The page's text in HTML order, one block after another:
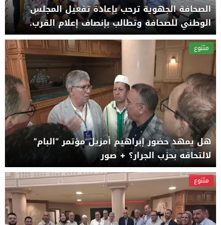
الصحافة الجهوية ترحب بإعادة تفعيل المجلس
الوطني للصحافة وتطالب بإنصاف إعلام القرب.
متنوع
هل يمهد حضور إبراهيم أمزيل مؤتمر “البام”
لالتحاقه بحزب الجرار؟ + صور
متنوع